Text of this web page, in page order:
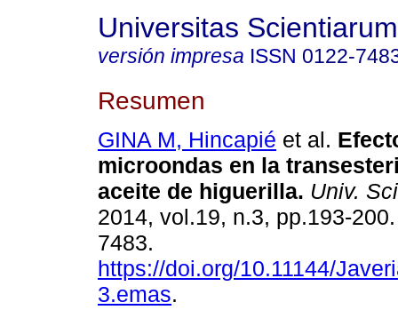
Universitas Scientiarum
versión impresa ISSN 0122-
Resumen
GINA M, Hincapié et al.
microondas en la
aceite de higuerilla. Univ.
2014, vol.19, n.3, pp.193-
7483.
https://doi.org/10.11144/
3.emas.